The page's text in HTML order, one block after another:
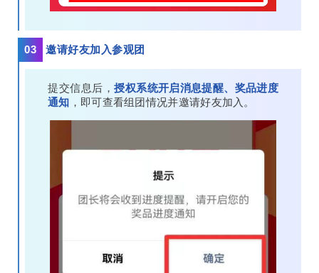
03 邀请好友加入参观团
提交信息后，授权系统开启消息提醒、奖品进度
通知 ，即可查看组团情况并邀请好友加入。